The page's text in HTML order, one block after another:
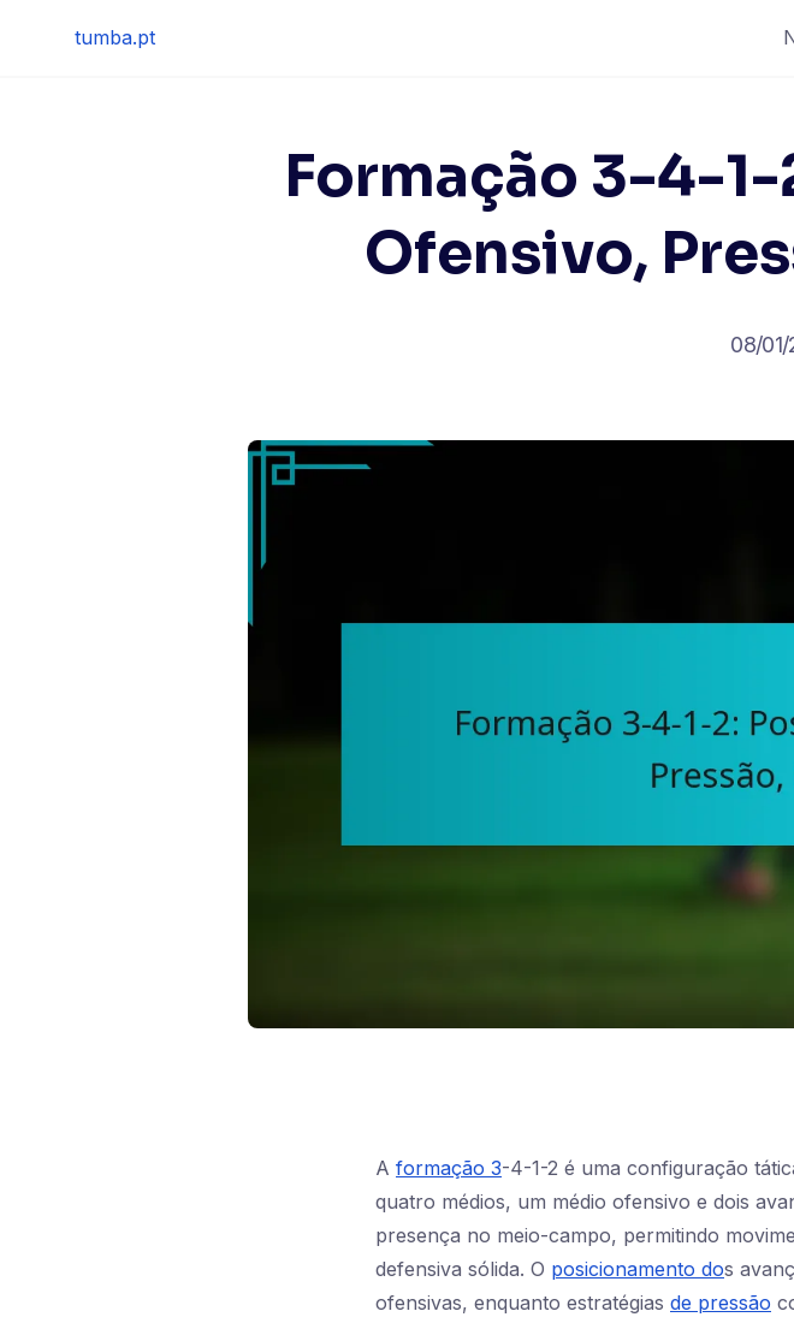
tumba.pt
Formação 3-4-
Ofensivo,
08/
A formação 3-4-1-2 é uma configuração
quatro médios, um médio ofensivo e dois
presença no meio-campo, permitindo
defensiva sólida. O posicionamento dos
ofensivas, enquanto estratégias de pressão